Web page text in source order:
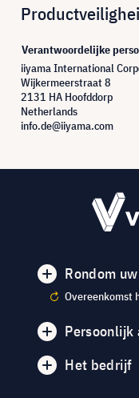
Verantwoordelijke
iiyama International
Wijkermeerstraat 8
2131 HA Hoofddorp
Netherlands
info.de@iiyama.com
Rondom
Overeenkomst
Persoonlijk
Het bedrijf